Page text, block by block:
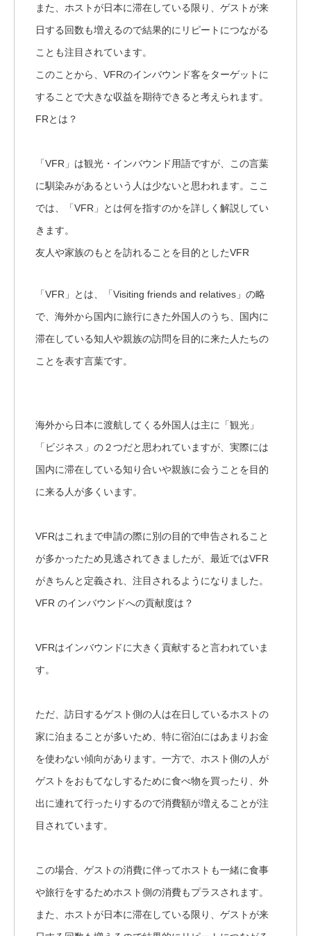
また、ホストが日本に滞在している限り、ゲストが来
日する回数も増えるので結果的にリピートにつながる
ことも注目されています。
このことから、VFRのインバウンド客をターゲットに
することで大きな収益を期待できると考えられます。
FRとは？
「VFR」は観光・インバウンド用語ですが、この言葉
に馴染みがあるという人は少ないと思われます。ここ
では、「VFR」とは何を指すのかを詳しく解説してい
きます。
友人や家族のもとを訪れることを目的としたVFR
「VFR」とは、「Visiting friends and relatives」の略
で、海外から国内に旅行にきた外国人のうち、国内に
滞在している知人や親族の訪問を目的に来た人たちの
ことを表す言葉です。
海外から日本に渡航してくる外国人は主に「観光」
「ビジネス」の２つだと思われていますが、実際には
国内に滞在している知り合いや親族に会うことを目的
に来る人が多くいます。
VFRはこれまで申請の際に別の目的で申告されること
が多かったため見逃されてきましたが、最近ではVFR
がきちんと定義され、注目されるようになりました。
VFR のインバウンドへの貢献度は？
VFRはインバウンドに大きく貢献すると言われていま
す。
ただ、訪日するゲスト側の人は在日しているホストの
家に泊まることが多いため、特に宿泊にはあまりお金
を使わない傾向があります。一方で、ホスト側の人が
ゲストをおもてなしするために食べ物を買ったり、外
出に連れて行ったりするので消費額が増えることが注
目されています。
この場合、ゲストの消費に伴ってホストも一緒に食事
や旅行をするためホスト側の消費もプラスされます。
また、ホストが日本に滞在している限り、ゲストが来